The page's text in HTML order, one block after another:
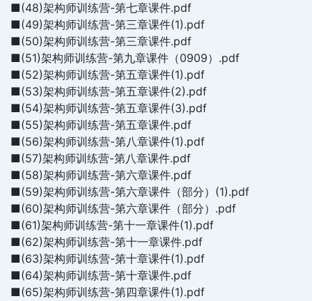
■(48)架构师训练营-第七章课件.pdf
■(49)架构师训练营-第三章课件(1).pdf
■(50)架构师训练营-第三章课件.pdf
■(51)架构师训练营-第九章课件（0909）.pdf
■(52)架构师训练营-第五章课件(1).pdf
■(53)架构师训练营-第五章课件(2).pdf
■(54)架构师训练营-第五章课件(3).pdf
■(55)架构师训练营-第五章课件.pdf
■(56)架构师训练营-第八章课件(1).pdf
■(57)架构师训练营-第八章课件.pdf
■(58)架构师训练营-第六章课件.pdf
■(59)架构师训练营-第六章课件（部分）(1).pdf
■(60)架构师训练营-第六章课件（部分）.pdf
■(61)架构师训练营-第十一章课件(1).pdf
■(62)架构师训练营-第十一章课件.pdf
■(63)架构师训练营-第十章课件(1).pdf
■(64)架构师训练营-第十章课件.pdf
■(65)架构师训练营-第四章课件(1).pdf